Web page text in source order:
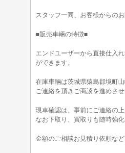
スタッフ一同、お客様からの
■販売車輛の特徴■
エンドユーザーから直接仕入
ができます。
在庫車輛は茨城県猿島郡境町
ご連絡を頂きご商談を進めさせ
現車確認は、事前にご連絡の上
なお下取り、買取りも随時強化
金額のご相談お見積り依頼な